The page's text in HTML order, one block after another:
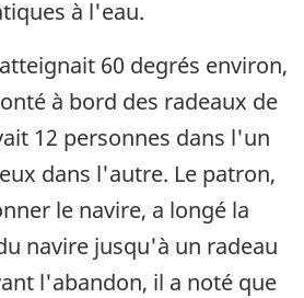
à l'eau.
60 degrés environ,
à bord des radeaux de
12 personnes dans l'un
dans l'autre. Le patron,
le navire, a longé la
navire jusqu'à un radeau
l'abandon, il a noté que